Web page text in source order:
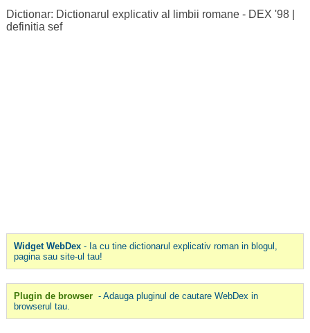
Dictionar: Dictionarul explicativ al limbii romane - DEX '98|
definitia sef
Widget WebDex- Ia cu tine dictionarul explicativ roman in blogul,
pagina sau site-ul tau!
Plugin de browser - Adauga pluginul de cautare WebDex in
browserul tau.